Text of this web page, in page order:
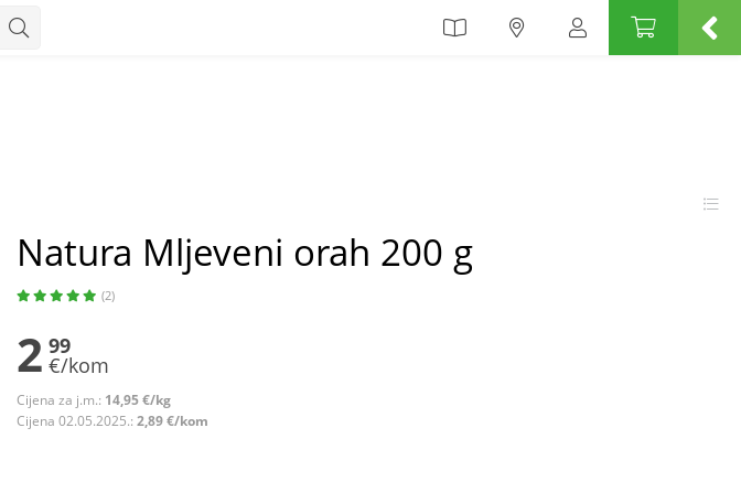
Natura Mljeveni orah 200 g
(2)
2 99
€/kom
Cijena za j.m.: 14,95 €/kg
Cijena 02.05.2025.: 2,89 €/kom